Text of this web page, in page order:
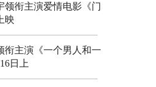
领衔主演爱情电影《门
映
衔主演《一个男人和一
日上